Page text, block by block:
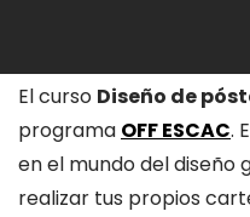
El curso Diseño de
programa OFF ESCAC.
en el mundo del
realizar tus propios